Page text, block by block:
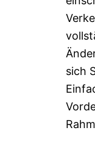
sich